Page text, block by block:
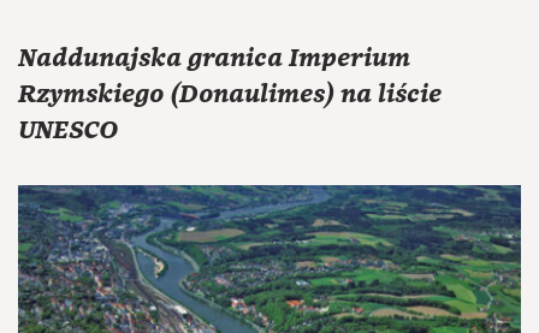
Naddunajska granica Imperium
Rzymskiego (Donaulimes) na liście
UNESCO